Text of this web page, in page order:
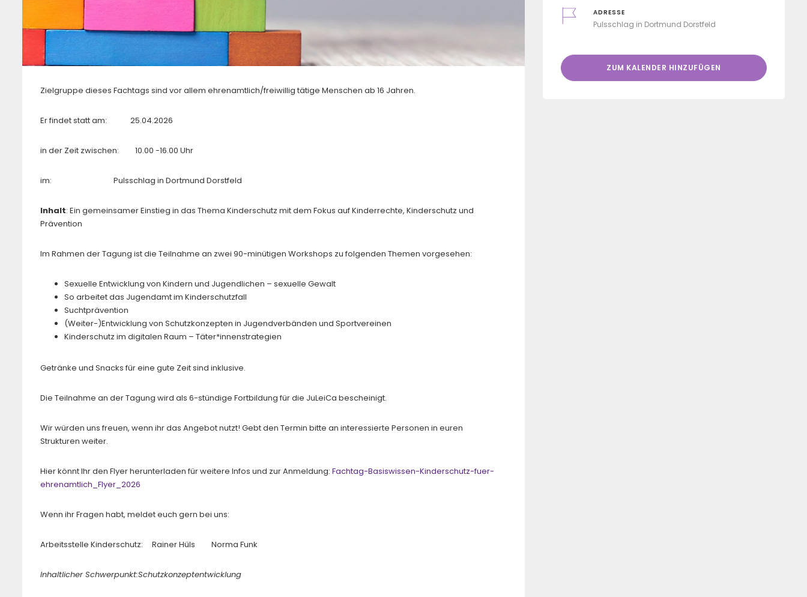
Zielgruppe dieses Fachtags sind vor allem ehrenamtlich/freiwillig tätige Menschen ab 16 Jahren.
Er findet statt am: 25.04.2026
in der Zeit zwischen: 10.00 -16.00 Uhr
im: Pulsschlag in Dortmund Dorstfeld
Inhalt: Ein gemeinsamer Einstieg in das Thema Kinderschutz mit dem Fokus auf Kinderrechte, Kinderschutz und
Prävention
Im Rahmen der Tagung ist die Teilnahme an zwei 90-minütigen Workshops zu folgenden Themen vorgesehen:
Sexuelle Entwicklung von Kindern und Jugendlichen – sexuelle Gewalt
So arbeitet das Jugendamt im Kinderschutzfall
Suchtprävention
(Weiter-)Entwicklung von Schutzkonzepten in Jugendverbänden und Sportvereinen
Kinderschutz im digitalen Raum – Täter*innenstrategien
Getränke und Snacks für eine gute Zeit sind inklusive.
Die Teilnahme an der Tagung wird als 6-stündige Fortbildung für die JuLeiCa bescheinigt.
Wir würden uns freuen, wenn ihr das Angebot nutzt! Gebt den Termin bitte an interessierte Personen in euren
Strukturen weiter.
Hier könnt Ihr den Flyer herunterladen für weitere Infos und zur Anmeldung: Fachtag-Basiswissen-Kinderschutz-fuer-
ehrenamtlich_Flyer_2026
Wenn ihr Fragen habt, meldet euch gern bei uns:
Arbeitsstelle Kinderschutz: Rainer Hüls Norma Funk
Inhaltlicher Schwerpunkt:Schutzkonzeptentwicklung
ADRESSE
Pulsschlag in Dortmund Dorstfeld
ZUM KALENDER HINZUFÜGEN